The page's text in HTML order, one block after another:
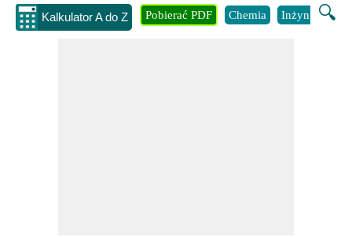
Kalkulator A do Z 🔍
Pobierać PDF Chemia Inżynieria